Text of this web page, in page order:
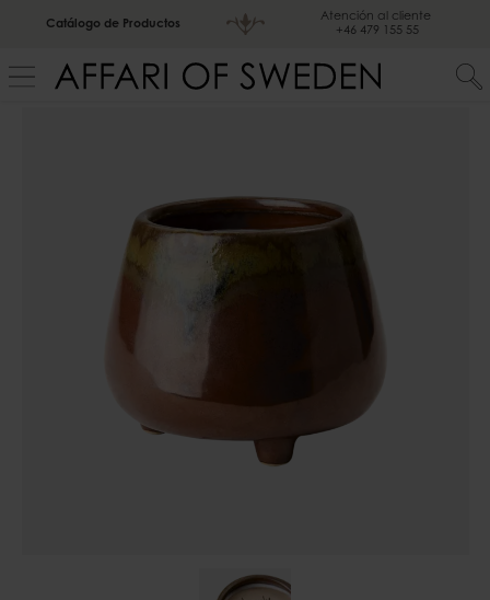
Catálogo de Productos
Atención al cliente
+46 479 155 55